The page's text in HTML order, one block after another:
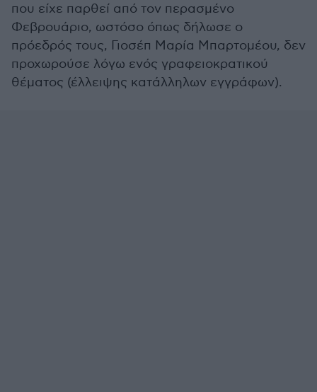
που είχε παρθεί από τον περασμένο
Φεβρουάριο, ωστόσο όπως δήλωσε ο
πρόεδρός τους, Γιοσέπ Μαρία Μπαρτομέου, δεν
προχωρούσε λόγω ενός γραφειοκρατικού
θέματος (έλλειψης κατάλληλων εγγράφων).